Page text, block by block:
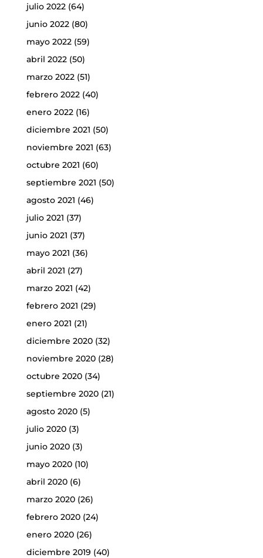
julio 2022(64)
junio 2022(80)
mayo 2022(59)
abril 2022(50)
marzo 2022(51)
febrero 2022(40)
enero 2022(16)
diciembre 2021 (50)
noviembre 2021 (63)
octubre 2021 (60)
septiembre 2021 (50)
agosto 2021 (46)
julio 2021 (37)
junio 2021 (37)
mayo 2021 (36)
abril 2021 (27)
marzo 2021 (42)
febrero 2021 (29)
enero 2021 (21)
diciembre 2020(32)
noviembre 2020(28)
octubre 2020(34)
septiembre 2020(21)
agosto 2020(5)
julio 2020(3)
junio 2020(3)
mayo 2020(10)
abril 2020(6)
marzo 2020(26)
febrero 2020(24)
enero 2020(26)
diciembre 2019 (40)